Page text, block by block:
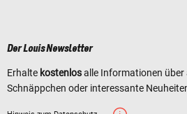
Der Louis Newsletter
Erhalte kostenlosalle Informationen über
Schnäppchen oder interessante